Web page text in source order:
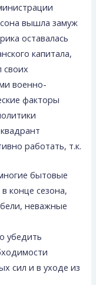
вышла замуж
оставалась
капитала,
своих
военно-
факторы
работать, т.к.
бытовые
конце сезона,
неважные
убедить
сил и в уходе из